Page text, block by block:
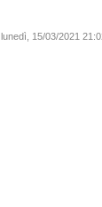
lunedì, 15/03/2021